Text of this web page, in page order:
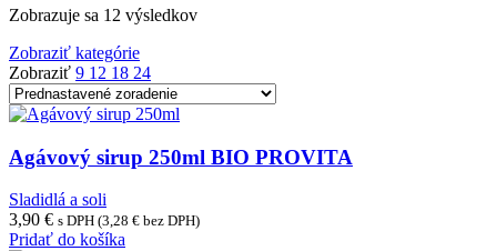
Zobrazuje sa 12 výsledkov
Zobraziť kategórie
Zobraziť 9 12 18 24
Agávový sirup 250ml BIO PROVITA
Sladidlá a soli
3,90 € s DPH (3,28 € bez DPH)
Pridať do košíka